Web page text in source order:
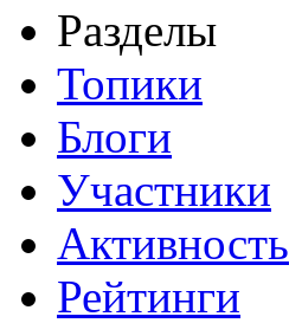
Разделы
Топики
Блоги
Участники
Активность
Рейтинги